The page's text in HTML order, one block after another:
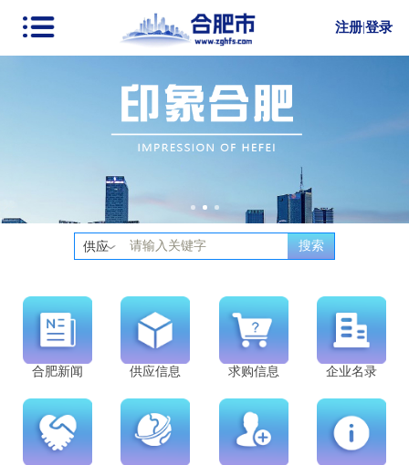
注册 |登录
供应 搜索
合肥新闻 供应信息 求购信息 企业名录